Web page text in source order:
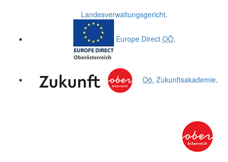
Landesverwaltungsgericht.
Europe Direct OÖ.
Oö. Zukunftsakademie.